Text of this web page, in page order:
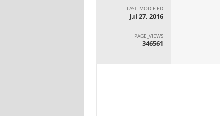
LAST_MODIFIED
Jul 27, 2016
PAGE_VIEWS
346561